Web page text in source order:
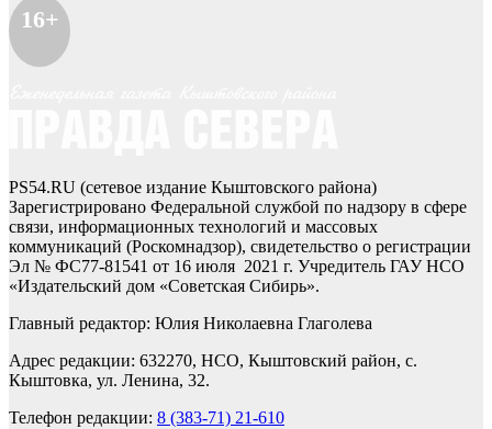
16+
PS54.RU (сетевое издание Кыштовского района)
Зарегистрировано Федеральной службой по надзору в сфере
связи, информационных технологий и массовых
коммуникаций (Роскомнадзор), свидетельство о регистрации
Эл № ФС77-81541 от 16 июля 2021 г. Учредитель ГАУ НСО
«Издательский дом «Советская Сибирь».
Главный редактор: Юлия Николаевна Глаголева
Адрес редакции: 632270, НСО, Кыштовский район, с.
Кыштовка, ул. Ленина, 32.
Телефон редакции: 8 (383-71) 21-610